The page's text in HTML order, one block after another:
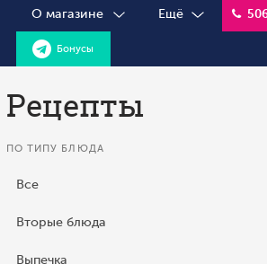
О магазине Ещё
Бонусы
Рецепты
ПО ТИПУ БЛЮДА
Все
Вторые блюда
Выпечка